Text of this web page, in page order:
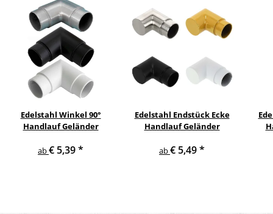
Edelstahl Winkel 90°
Handlauf Geländer
ab€ 5,39*
Edelstahl Endstück Ecke
Handlauf Geländer
ab€ 5,49*